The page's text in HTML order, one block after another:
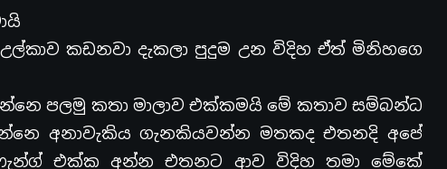
කඩනවා දැකලා පුදුම උන විදිහ ඒත් මිනිහගෙ
පලමු කතා මාලාව එක්කමයි මේ කතාව සම්බන්ධ
අනාවැකිය ගැනකියවන්න මතකද එතනදි අපේ
එක්ක අන්න එතනට ආව විදිහ තමා මේකේ